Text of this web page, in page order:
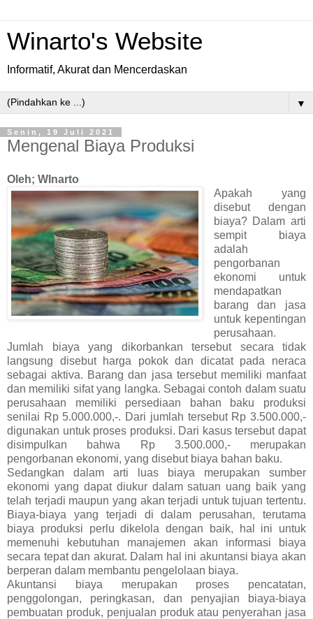
Winarto's Website
Informatif, Akurat dan Mencerdaskan
▼
Senin, 19 Juli 2021
Mengenal Biaya Produksi
Oleh; WInarto
Apakah yang
disebut dengan
biaya? Dalam arti
sempit biaya
adalah
pengorbanan
ekonomi untuk
mendapatkan
barang dan jasa
untuk kepentingan
perusahaan.
Jumlah biaya yang dikorbankan tersebut secara tidak
langsung disebut harga pokok dan dicatat pada neraca
sebagai aktiva. Barang dan jasa tersebut memiliki manfaat
dan memiliki sifat yang langka. Sebagai contoh dalam suatu
perusahaan memiliki persediaan bahan baku produksi
senilai Rp 5.000.000,-. Dari jumlah tersebut Rp 3.500.000,-
digunakan untuk proses produksi. Dari kasus tersebut dapat
disimpulkan bahwa Rp 3.500.000,- merupakan
pengorbanan ekonomi, yang disebut biaya bahan baku.
Sedangkan dalam arti luas biaya merupakan sumber
ekonomi yang dapat diukur dalam satuan uang baik yang
telah terjadi maupun yang akan terjadi untuk tujuan tertentu.
Biaya-biaya yang terjadi di dalam perusahan, terutama
biaya produksi perlu dikelola dengan baik, hal ini untuk
memenuhi kebutuhan manajemen akan informasi biaya
secara tepat dan akurat. Dalam hal ini akuntansi biaya akan
berperan dalam membantu pengelolaan biaya.
Akuntansi biaya merupakan proses pencatatan,
penggolongan, peringkasan, dan penyajian biaya-biaya
pembuatan produk, penjualan produk atau penyerahan jasa